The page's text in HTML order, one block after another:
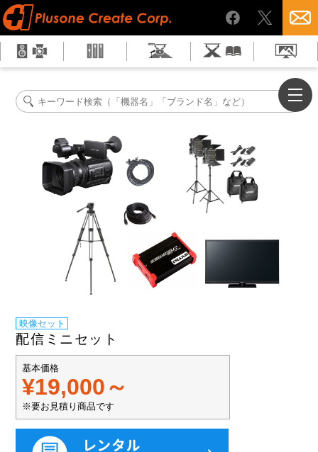
映像セット
配信ミニセット
基本価格
¥19,000～
※要お見積り商品です